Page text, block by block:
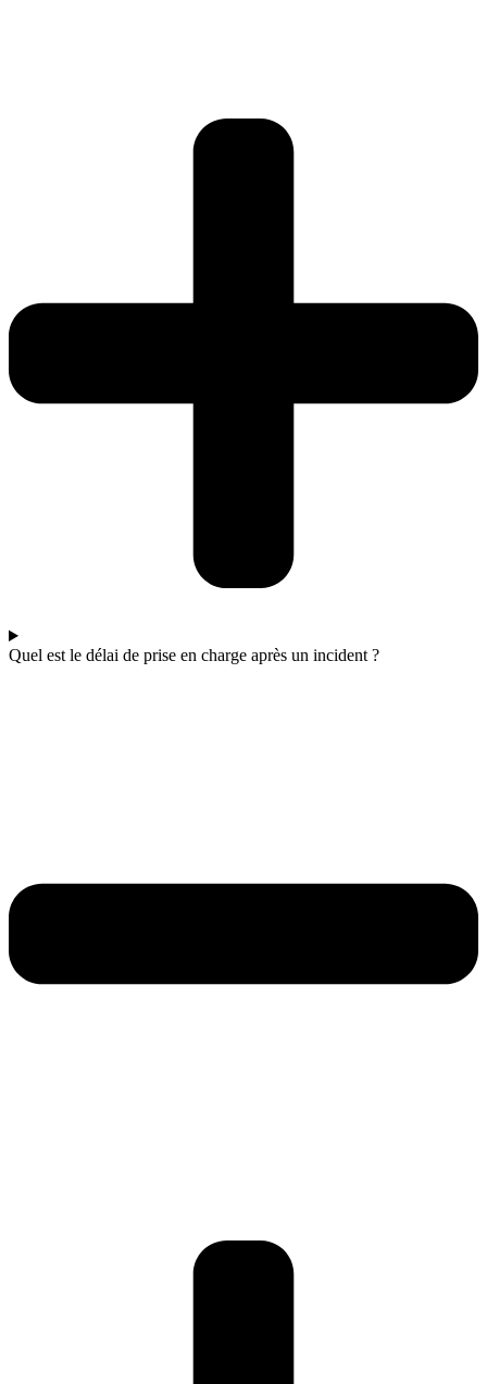
Quel est le délai de prise en charge après un incident ?